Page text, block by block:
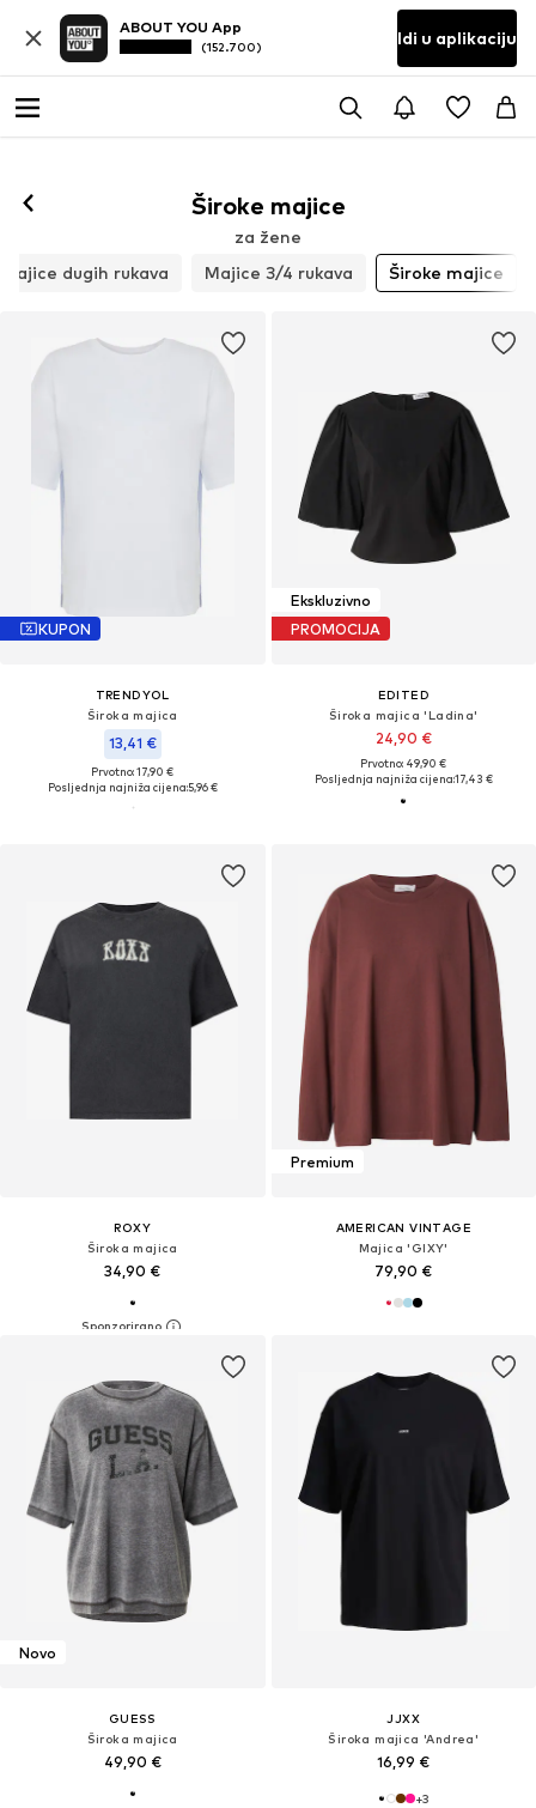
ABOUT YOU App
(152.700) Idi u aplikaciju
Široke majice
za žene
Majice dugih rukava
Majice 3/4 rukava Široke majice
KUPON
TRENDYOL
Široka majica
13,41 €
Prvotno: 17,90 €
Posljednja najniža cijena:5,96 €
Ekskluzivno
PROMOCIJA
EDITED
Široka majica 'Ladina'
24,90 €
Prvotno: 49,90 €
Posljednja najniža cijena:17,43 €
ROXY
Široka majica
34,90 €
Premium
AMERICAN VINTAGE
Majica 'GIXY'
79,90 €
Novo
GUESS
Široka majica
49,90 €
JJXX
Široka majica 'Andrea'
16,99 €
+3